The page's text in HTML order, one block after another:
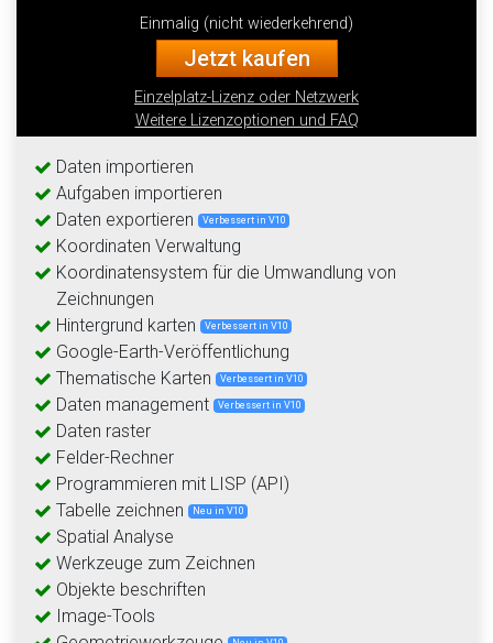
Einmalig (nicht wiederkehrend)
Jetzt kaufen
Einzelplatz-Lizenz oder Netzwerk
Weitere Lizenzoptionen und FAQ
Daten importieren
Aufgaben importieren
Daten exportieren
Verbessert in V10
Koordinaten Verwaltung
Koordinatensystem für die Umwandlung von
Zeichnungen
Hintergrund karten
Verbessert in V10
Google-Earth-Veröffentlichung
Thematische Karten
Verbessert in V10
Daten management Verbessert in V10
Daten raster
Felder-Rechner
Programmieren mit LISP (API)
Tabelle zeichnen
Neu in V10
Spatial Analyse
Werkzeuge zum Zeichnen
Objekte beschriften
Image-Tools